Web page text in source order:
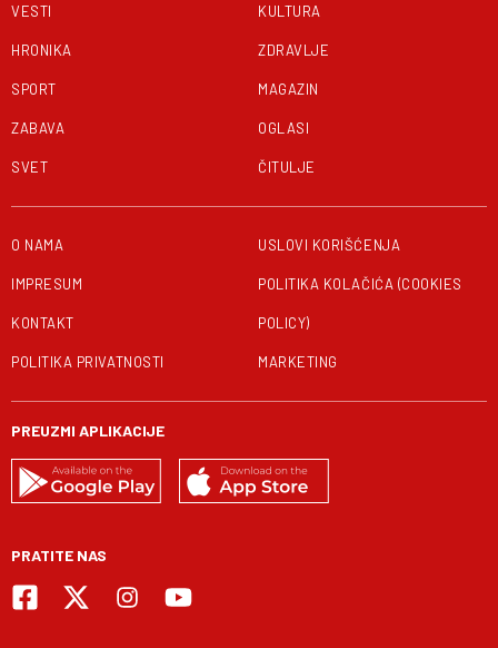
VESTI
HRONIKA
SPORT
ZABAVA
SVET
KULTURA
ZDRAVLJE
MAGAZIN
OGLASI
ČITULJE
O NAMA
IMPRESUM
KONTAKT
POLITIKA PRIVATNOSTI
USLOVI KORIŠĆENJA
POLITIKA KOLAČIĆA (COOKIES
POLICY)
MARKETING
PREUZMI APLIKACIJE
PRATITE NAS